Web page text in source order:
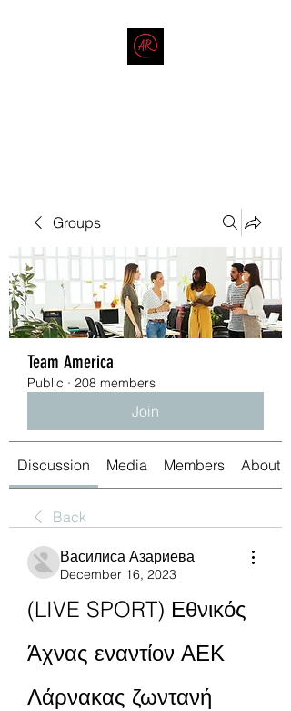
Groups
Team America
Public · 208 members
Join
Discussion Media Members About
Back
Василиса Азариева
December 16, 2023
(LIVE SPORT) Εθνικός
Άχνας εναντίον ΑΕΚ
Λάρνακας ζωντανή